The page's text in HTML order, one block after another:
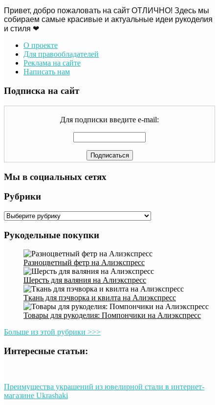
Привет, добро пожаловать на сайт ОТЛИЧНО! Здесь мы
собираем самые красивые и актуальные идеи рукоделия
и стиля ❤
О проекте
Для правообладателей
Реклама на сайте
Написать нам
Подписка на сайт
Для подписки введите e-mail:
Мы в социальных сетях
Рубрики
Рубрики
Рукодельные покупки
Разноцветный фетр на Алиэкспресс
Шерсть для валяния на Алиэкспресс
Ткань для пэчворка и квилта на Алиэкспресс
Товары для рукоделия: Помпончики на Алиэкспресс
Больше из этой рубрики >>>
Интересные статьи:
Преимущества украшений из ювелирной стали в интернет-
магазине Ukrashaki